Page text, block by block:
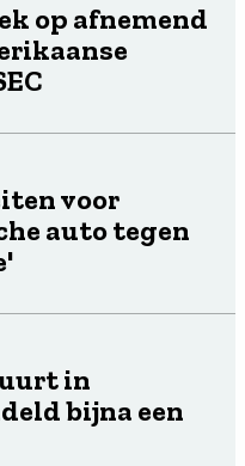
op afnemend
voor
auto tegen
in
bijna een